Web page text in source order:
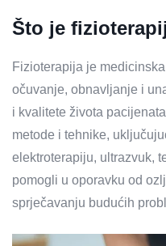
Što je
Fizioterapija je
očuvanje, obnavljanje i
i kvalitete života
metode i tehnike,
elektroterapiju, ultrazvuk,
pomogli u oporavku od
sprječavanju budućih